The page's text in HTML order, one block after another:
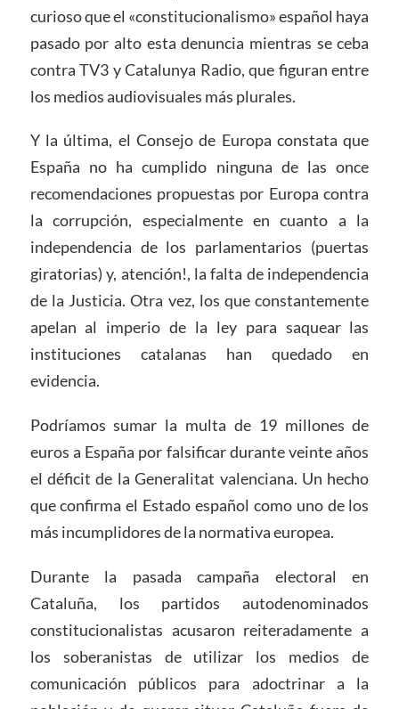
curioso que el «constitucionalismo» español haya
pasado por alto esta denuncia mientras se ceba
contra TV3 y Catalunya Radio, que figuran entre
los medios audiovisuales más plurales.
Y la última, el Consejo de Europa constata que
España no ha cumplido ninguna de las once
recomendaciones propuestas por Europa contra
la corrupción, especialmente en cuanto a la
independencia de los parlamentarios (puertas
giratorias) y, atención!, la falta de independencia
de la Justicia. Otra vez, los que constantemente
apelan al imperio de la ley para saquear las
instituciones catalanas han quedado en
evidencia.
Podríamos sumar la multa de 19 millones de
euros a España por falsificar durante veinte años
el déficit de la Generalitat valenciana. Un hecho
que confirma el Estado español como uno de los
más incumplidores de la normativa europea.
Durante la pasada campaña electoral en
Cataluña, los partidos autodenominados
constitucionalistas acusaron reiteradamente a
los soberanistas de utilizar los medios de
comunicación públicos para adoctrinar a la